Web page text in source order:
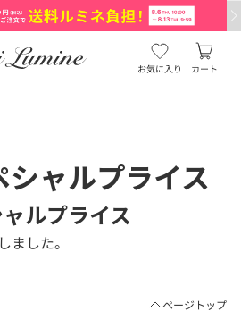
お気に入り カート
シャルプライス
ました。
ページトップ